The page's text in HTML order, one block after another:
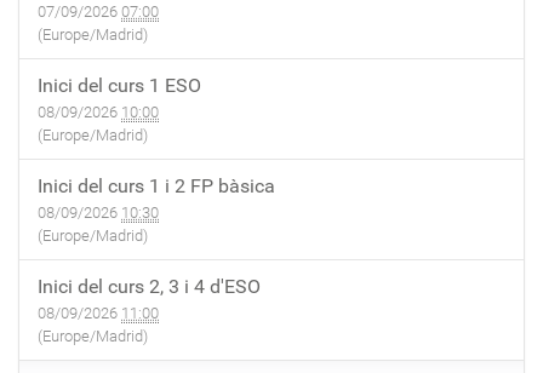
07/09/2026 07:00
(Europe/Madrid)
Inici del curs 1 ESO
08/09/2026 10:00
(Europe/Madrid)
Inici del curs 1 i 2 FP bàsica
08/09/2026 10:30
(Europe/Madrid)
Inici del curs 2, 3 i 4 d'ESO
08/09/2026 11:00
(Europe/Madrid)